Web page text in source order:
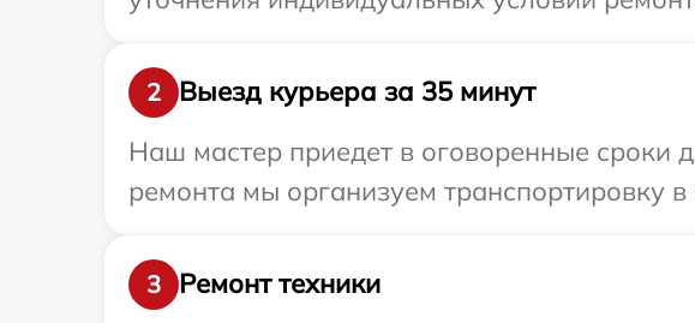
2
Выезд курьера за 35 минут
Наш мастер приедет в оговоренные сроки
ремонта мы организуем транспортировку
3
Ремонт техники